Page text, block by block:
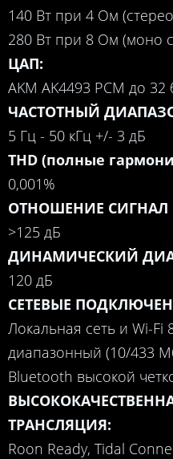
140 Вт при 4 Ом
280 Вт при 8 Ом (моно с
ЦАП:
AKM AK4493 PCM до
ЧАСТОТНЫЙ
5 Гц - 50 кГц +/- 3 дБ
THD (полные
0,001%
ОТНОШЕНИЕ
>125 дБ
ДИНАМИЧЕСКИЙ
120 дБ
СЕТЕВЫЕ
Локальная сеть и Wi-Fi
диапазонный (10/433
Bluetooth высокой
ТРАНСЛЯЦИЯ:
Roon Ready, Tidal